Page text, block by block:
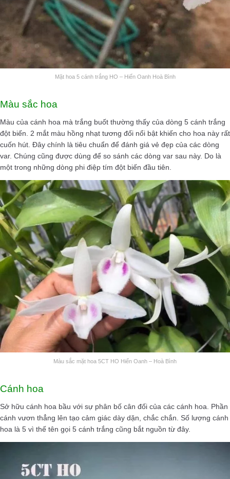
Mặt hoa 5 cánh trắng HO – Hiển Oanh Hoà Bình
Màu sắc hoa
Màu của cánh hoa mà trắng buốt thường thấy của dòng 5 cánh trắng
đột biến. 2 mắt màu hồng nhạt tương đối nổi bật khiến cho hoa này rất
cuốn hút. Đây chính là tiêu chuẩn để đánh giá vẻ đẹp của các dòng
var. Chúng cũng được dùng để so sánh các dòng var sau này. Do là
một trong những dòng phi điệp tím đột biến đầu tiên.
Màu sắc mặt hoa 5CT HO Hiển Oanh – Hoà Bình
Cánh hoa
Sở hữu cánh hoa bầu với sự phân bố cân đối của các cánh hoa. Phần
cánh vươn thẳng lên tạo cảm giác dày dặn, chắc chắn. Số lượng cánh
hoa là 5 vì thế tên gọi 5 cánh trắng cũng bắt nguồn từ đây.